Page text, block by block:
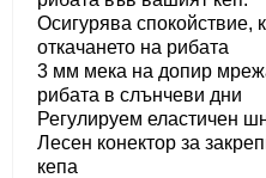
Осигурява спокойствие,
откачането на рибата
3 мм мека на допир
рибата в слънчеви дни
Регулируем еластичен
Лесен конектор за
кепа